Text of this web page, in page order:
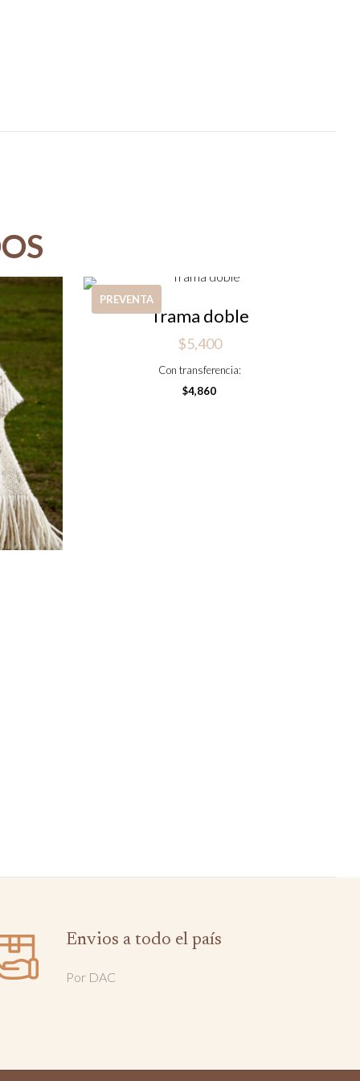
PREVENTA
Trama doble
$5,400
Con transferencia:
$4,860
Envios a todo el país
Por DAC